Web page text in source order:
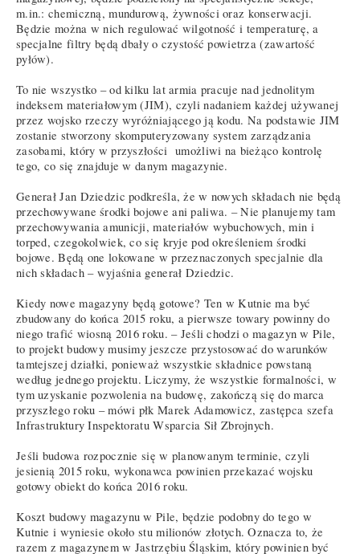
m.in.: chemiczną, mundurową, żywności oraz konserwacji.
Będzie można w nich regulować wilgotność i temperaturę, a
specjalne filtry będą dbały o czystość powietrza (zawartość
pyłów).
To nie wszystko – od kilku lat armia pracuje nad jednolitym
indeksem materiałowym (JIM), czyli nadaniem każdej używanej
przez wojsko rzeczy wyróżniającego ją kodu. Na podstawie JIM
zostanie stworzony skomputeryzowany system zarządzania
zasobami, który w przyszłości umożliwi na bieżąco kontrolę
tego, co się znajduje w danym magazynie.
Generał Jan Dziedzic podkreśla, że w nowych składach nie będą
przechowywane środki bojowe ani paliwa. – Nie planujemy tam
przechowywania amunicji, materiałów wybuchowych, min i
torped, czegokolwiek, co się kryje pod określeniem środki
bojowe. Będą one lokowane w przeznaczonych specjalnie dla
nich składach – wyjaśnia generał Dziedzic.
Kiedy nowe magazyny będą gotowe? Ten w Kutnie ma być
zbudowany do końca 2015 roku, a pierwsze towary powinny do
niego trafić wiosną 2016 roku. – Jeśli chodzi o magazyn w Pile,
to projekt budowy musimy jeszcze przystosować do warunków
tamtejszej działki, ponieważ wszystkie składnice powstaną
według jednego projektu. Liczymy, że wszystkie formalności, w
tym uzyskanie pozwolenia na budowę, zakończą się do marca
przyszłego roku – mówi płk Marek Adamowicz, zastępca szefa
Infrastruktury Inspektoratu Wsparcia Sił Zbrojnych.
Jeśli budowa rozpocznie się w planowanym terminie, czyli
jesienią 2015 roku, wykonawca powinien przekazać wojsku
gotowy obiekt do końca 2016 roku.
Koszt budowy magazynu w Pile, będzie podobny do tego w
Kutnie i wyniesie około stu milionów złotych. Oznacza to, że
razem z magazynem w Jastrzębiu Śląskim, który powinien być